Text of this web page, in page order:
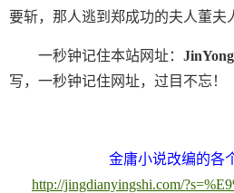
要斩，那人逃到郑成功的夫人董夫
一秒钟记住本站网址：
写，一秒钟记住网址，过目不忘！
金庸小说改编的各
http://jingdianyingshi.com/